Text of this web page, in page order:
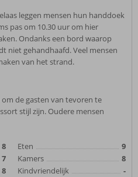
leggen mensen hun handdoek
pas om 10.30 uur om hier
Ondanks een bord waarop
niet gehandhaafd. Veel mensen
van het strand.
de gasten van tevoren te
stijl zijn. Oudere mensen
8
7
8
Eten
9
Kamers
8
Kindvriendelijk
-